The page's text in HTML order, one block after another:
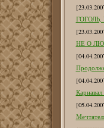
НЕ О
Карнавал